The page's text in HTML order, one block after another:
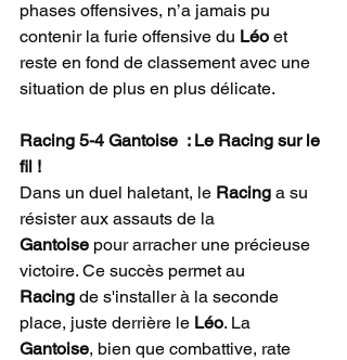
phases offensives, n’a jamais pu
contenir la furie offensive du Léo et
reste en fond de classement avec une
situation de plus en plus délicate.
Racing 5-4 Gantoise  : Le Racing sur le
fil !
Dans un duel haletant, le Racing a su
résister aux assauts de la
Gantoise pour arracher une précieuse
victoire. Ce succès permet au
Racing de s'installer à la seconde
place, juste derrière le Léo. La
Gantoise, bien que combattive, rate